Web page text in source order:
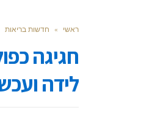
ראשי » חדשות בריאות
חגיגה
לידה